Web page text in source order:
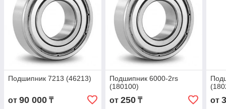
Подшипник 7213 (46213)
от 90 000 ₸
Подшипник 6000-2rs
(180100)
от 250₸ от